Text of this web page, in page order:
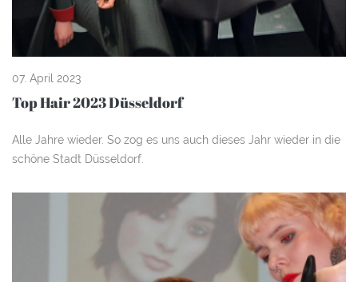
07. April 2023
Top Hair 2023 Düsseldorf
Alle Jahre wieder. So zog es uns auch dieses Jahr wieder in die
schöne Stadt Düsseldorf.